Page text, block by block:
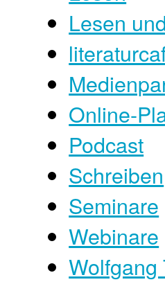
Lesen
Online-
Podcast
Schreiben
Seminare
Webinare
Wolfgang